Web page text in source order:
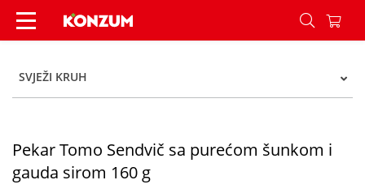
Pekar Tomo Sendvič sa purećom šunkom i
SVJEŽI KRUH
Pekar Tomo Sendvič sa purećom šunkom i
gauda sirom 160 g